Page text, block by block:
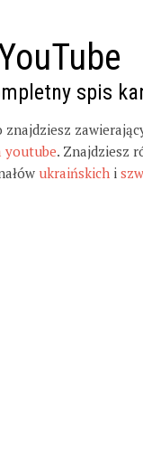
spis
youtube. Znajdziesz
ukraińskich i